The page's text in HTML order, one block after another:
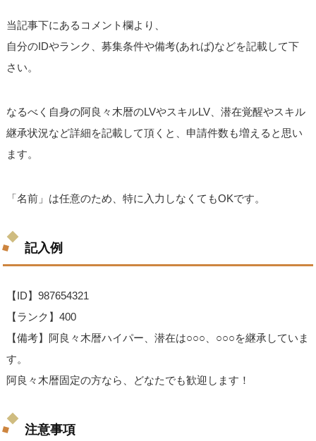
当記事下にあるコメント欄より、
自分のIDやランク、募集条件や備考(あれば)などを記載して下
さい。
なるべく自身の阿良々木暦のLVやスキルLV、潜在覚醒やスキル
継承状況など詳細を記載して頂くと、申請件数も増えると思い
ます。
「名前」は任意のため、特に入力しなくてもOKです。
記入例
【ID】987654321
【ランク】400
【備考】阿良々木暦ハイパー、潜在は○○○、○○○を継承していま
す。
阿良々木暦固定の方なら、どなたでも歓迎します！
注意事項